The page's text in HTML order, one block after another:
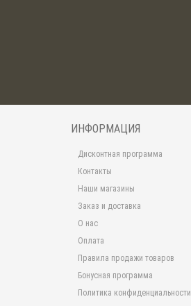
ИНФОРМАЦИЯ
Дисконтная программа
Контакты
Наши магазины
Заказ и доставка
О нас
Оплата
Правила продажи товаров
Бонусная программа
Политика конфиденциальности